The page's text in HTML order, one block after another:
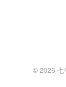
© 2026 七